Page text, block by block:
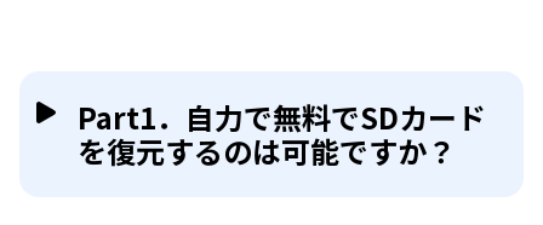
Part1．自力で無料でSDカード
を復元するのは可能ですか？